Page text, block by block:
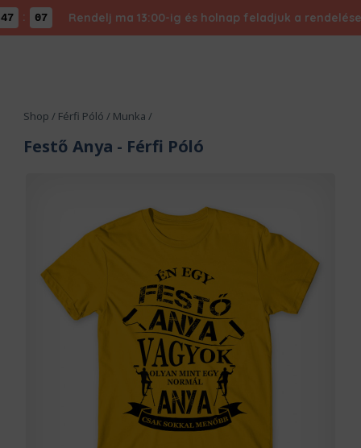
: 06 Rendelj ma 13:00-ig és holnap feladjuk a rendelésed
Shop / Férfi Póló / Munka /
Festő Anya - Férfi Póló